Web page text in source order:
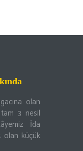
olan
3 nesil
İda
olan küçük